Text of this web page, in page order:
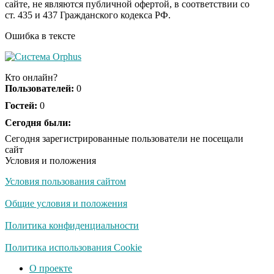
Беззубенко
призналась, чем ее
Ролик из Омска: вы
Королева вагона
оставит равнодушным
сайте, не являются публичной офертой, в соответствии со
ст. 435 и 437 Гражданского кодекса РФ.
Ошибка в тексте
Кто онлайн?
Пользователей: 0
Гостей: 0
Сегодня были:
Сегодня зарегистрированные пользователи не посещали
сайт
Условия и положения
Условия пользования сайтом
Общие условия и положения
Политика конфиденциальности
Политика использования Cookie
О проекте